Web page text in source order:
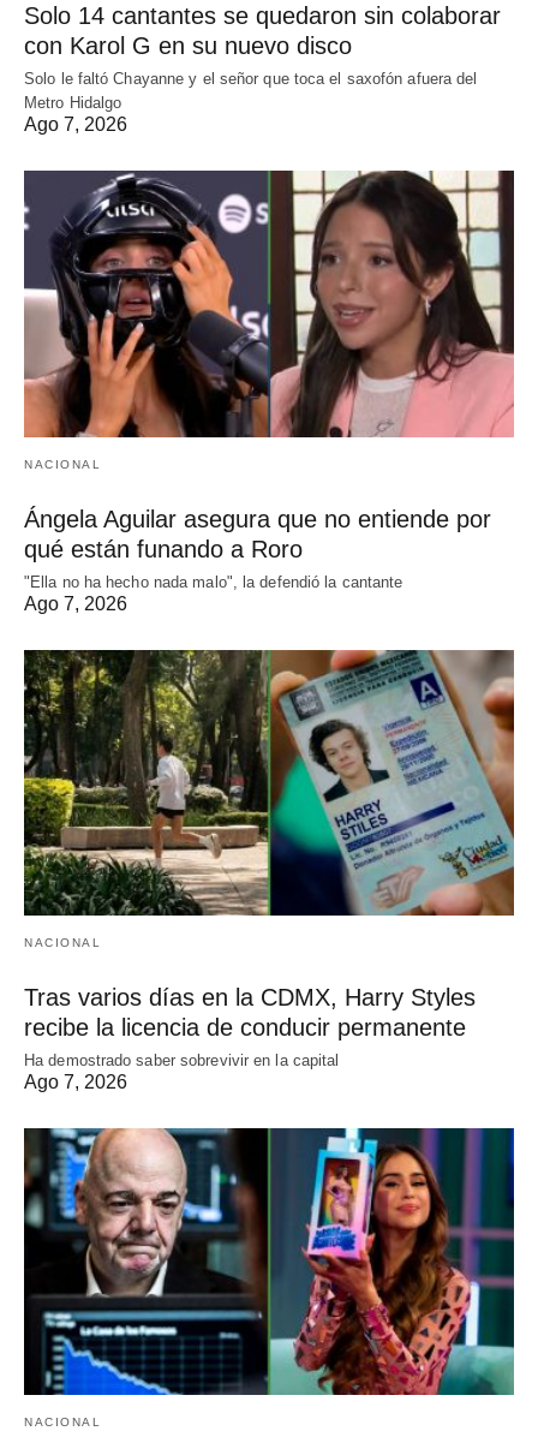
Solo 14 cantantes se quedaron sin colaborar
con Karol G en su nuevo disco
Solo le faltó Chayanne y el señor que toca el saxofón afuera del
Metro Hidalgo
Ago 7, 2026
NACIONAL
Ángela Aguilar asegura que no entiende por
qué están funando a Roro
"Ella no ha hecho nada malo", la defendió la cantante
Ago 7, 2026
NACIONAL
Tras varios días en la CDMX, Harry Styles
recibe la licencia de conducir permanente
Ha demostrado saber sobrevivir en la capital
Ago 7, 2026
NACIONAL